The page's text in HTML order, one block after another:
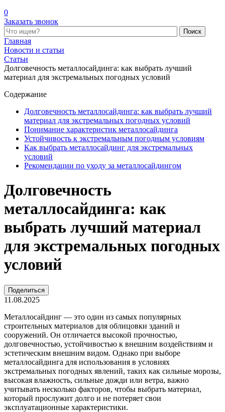
0
Заказать звонок
Поиск по каталогу
Главная
Новости и статьи
Статьи
Долговечность металлосайдинга: как выбрать лучший
материал для экстремальных погодных условий
Содержание
Долговечность металлосайдинга: как выбрать лучший
материал для экстремальных погодных условий
Понимание характеристик металлосайдинга
Устойчивость к экстремальным погодным условиям
Как выбрать металлосайдинг для экстремальных
условий
Рекомендации по уходу за металлосайдингом
Долговечность
металлосайдинга: как
выбрать лучший материал
для экстремальных погодных
условий
Поделиться
11.08.2025
Металлосайдинг — это один из самых популярных
строительных материалов для облицовки зданий и
сооружений. Он отличается высокой прочностью,
долговечностью, устойчивостью к внешним воздействиям и
эстетическим внешним видом. Однако при выборе
металлосайдинга для использования в условиях
экстремальных погодных явлений, таких как сильные морозы,
высокая влажность, сильные дожди или ветра, важно
учитывать несколько факторов, чтобы выбрать материал,
который прослужит долго и не потеряет свои
эксплуатационные характеристики.